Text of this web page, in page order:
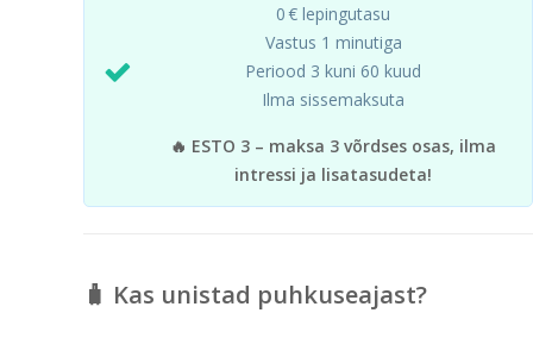
0 € lepingutasu
Vastus 1 minutiga
Periood 3 kuni 60 kuud
Ilma sissemaksuta
🔥 ESTO 3 – maksa 3 võrdses osas, ilma
intressi ja lisatasudeta!
🧳 Kas unistad puhkuseajast?